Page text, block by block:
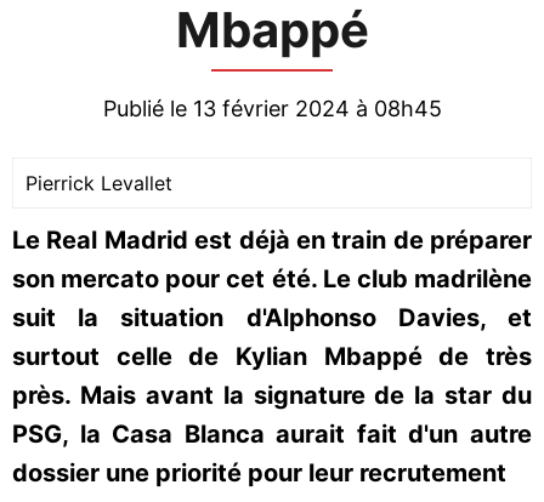
Mbappé
Publié le 13 février 2024 à 08h45
Pierrick Levallet
Le Real Madrid est déjà en train de préparer
son mercato pour cet été. Le club madrilène
suit la situation d'Alphonso Davies, et
surtout celle de Kylian Mbappé de très
près. Mais avant la signature de la star du
PSG, la Casa Blanca aurait fait d'un autre
dossier une priorité pour leur recrutement